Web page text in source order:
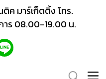
ค มาร์เก็ตติ้ง โทร.
าร 08.00-19.00 น.